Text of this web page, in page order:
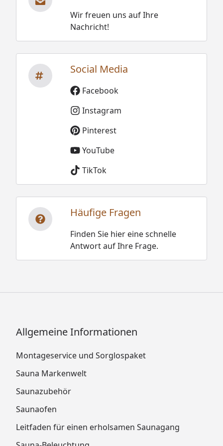
/ 340 x 125 x 290 mm, 2 kg
Montage zum günstigen
Festpreis möglich
oder
Sorglos-Paket mit Montage
Leistungen zum Festpreis
Zusatzfenster 68 mm
Saunaleuchten und farbige LEDs
Saunadüfte und Aufgusskonzentrate
Thermo- und Hygrometer, Sanduhren,
Schöpfkellen, Aufgusskübel
Karibu Sauna Bodin Montageanleitung
Karibu Sauna Bodin Dachkranz
Montageanleitung
Karibu Sauna Bodin graphit Tür
Karibu 9 kW Saunaofen mit integrierter
Karibu 9 kW Saunaofen finnisch
Montageanleitung
Montageanleitung
Karibu Steuergerät Easy Montageanleitung
Wir freuen uns auf Ihre
Nachricht!
Social Media
Facebook
Instagram
Pinterest
YouTube
TikTok
Häufige Fragen
Finden Sie hier eine schnelle
Antwort auf Ihre Frage.
Allgemeine Informationen
Montageservice und Sorglospaket
Sauna Markenwelt
Saunazubehör
Saunaofen
Leitfaden für einen erholsamen Saunagang